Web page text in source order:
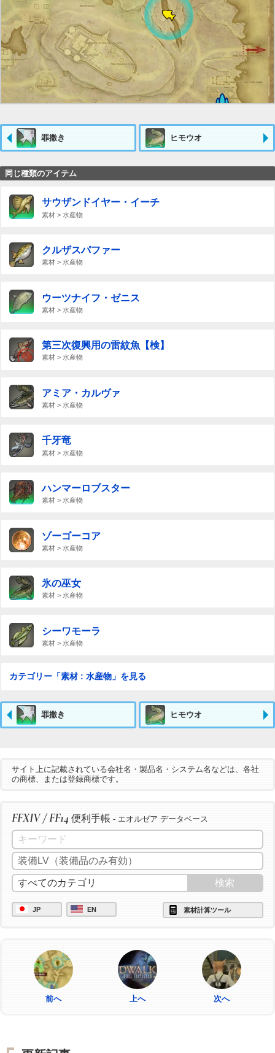
罪撒き ヒモウオ
同じ種類のアイテム
サウザンドイヤー・イーチ
素材 > 水産物
クルザスパファー
素材 > 水産物
ウーツナイフ・ゼニス
素材 > 水産物
第三次復興用の雷紋魚【検】
素材 > 水産物
アミア・カルヴァ
素材 > 水産物
千牙竜
素材 > 水産物
ハンマーロブスター
素材 > 水産物
ゾーゴーコア
素材 > 水産物
氷の巫女
素材 > 水産物
シーワモーラ
素材 > 水産物
カテゴリー「素材 : 水産物」を見る
罪撒き ヒモウオ
サイト上に記載されている会社名・製品名・システム名などは、各社
の商標、または登録商標です。
FFXIV / FF14 便利手帳 - エオルゼア データベース
JP EN 素材計算ツール
前へ 上へ 次へ